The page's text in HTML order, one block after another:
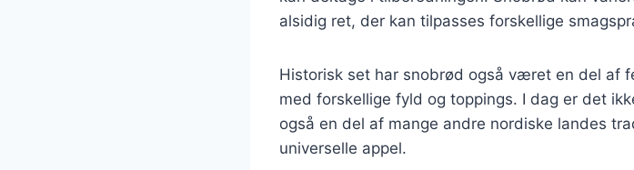
alsidig ret, der kan tilpasses forskellige
Historisk set har snobrød også været en del af
med forskellige fyld og toppings. I dag er det
også en del af mange andre nordiske landes
universelle appel.